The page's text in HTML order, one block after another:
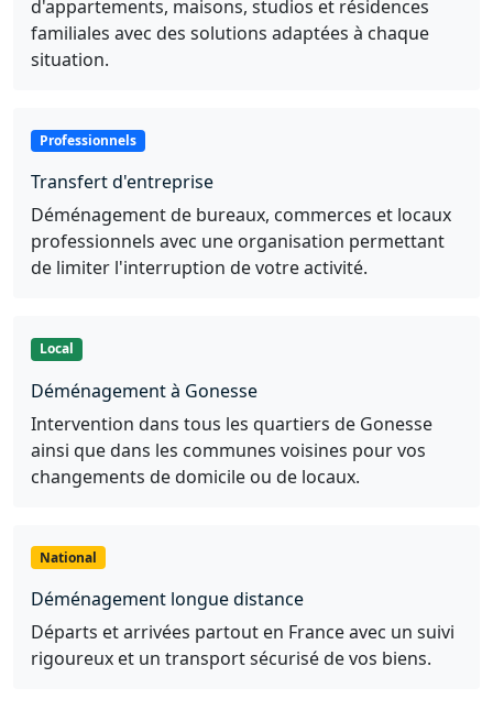
d'appartements, maisons, studios et résidences
familiales avec des solutions adaptées à chaque
situation.
Professionnels
Transfert d'entreprise
Déménagement de bureaux, commerces et locaux
professionnels avec une organisation permettant
de limiter l'interruption de votre activité.
Local
Déménagement à Gonesse
Intervention dans tous les quartiers de Gonesse
ainsi que dans les communes voisines pour vos
changements de domicile ou de locaux.
National
Déménagement longue distance
Départs et arrivées partout en France avec un suivi
rigoureux et un transport sécurisé de vos biens.